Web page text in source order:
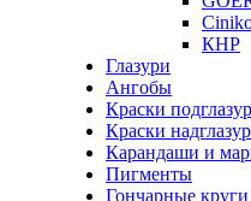
КНР
Глазури
Ангобы
Краски
Краски
Карандаши и
Пигменты
Гончарные круги